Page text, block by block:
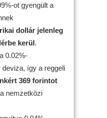
ot gyengült a
dollár jelenleg
kerül.
0.02%-
így a reggeli
369 forintot
a nemzetközi